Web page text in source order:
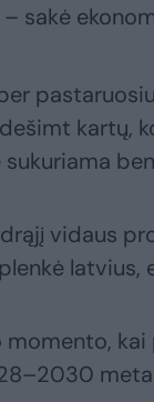
– sakė
kartų,
sukuriama
vidaus
latvius,
momento,